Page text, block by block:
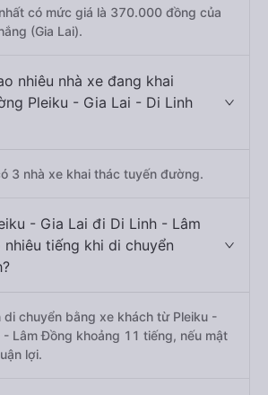
có mức giá là 370.000 đồng của
(Gia Lai).
nhiêu nhà xe đang khai
Pleiku - Gia Lai - Di Linh
3 nhà xe khai thác tuyến đường.
- Gia Lai đi Di Linh - Lâm
tiếng khi di chuyển
di chuyển bằng xe khách từ Pleiku -
- Lâm Đồng khoảng 11 tiếng, nếu mật
lợi.